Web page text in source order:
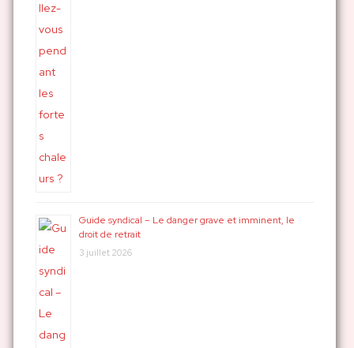
Guide syndical – Le danger grave et imminent, le
droit de retrait
3 juillet 2026